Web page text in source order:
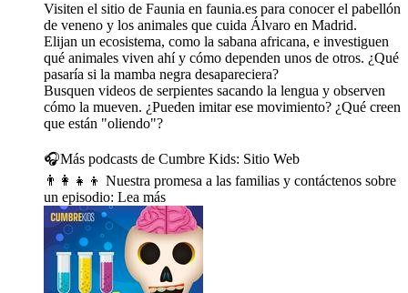
Visiten el sitio de Faunia en faunia.es para conocer el pabellón
de veneno y los animales que cuida Álvaro en Madrid.
Elijan un ecosistema, como la sabana africana, e investiguen
qué animales viven ahí y cómo dependen unos de otros. ¿Qué
pasaría si la mamba negra desapareciera?
Busquen videos de serpientes sacando la lengua y observen
cómo la mueven. ¿Pueden imitar ese movimiento? ¿Qué creen
que están "oliendo"?
🎧Más podcasts de Cumbre Kids: ⁠⁠⁠⁠⁠⁠⁠⁠⁠⁠⁠⁠⁠⁠⁠⁠⁠⁠⁠⁠⁠⁠⁠⁠⁠⁠⁠⁠⁠⁠⁠⁠⁠⁠⁠⁠⁠⁠⁠⁠⁠⁠⁠⁠⁠⁠⁠⁠⁠⁠⁠⁠⁠⁠⁠⁠⁠⁠⁠⁠⁠⁠⁠⁠⁠⁠⁠⁠⁠⁠⁠⁠⁠⁠⁠⁠⁠⁠⁠⁠Sitio Web⁠⁠⁠⁠⁠⁠⁠⁠⁠⁠⁠⁠⁠⁠⁠⁠⁠⁠⁠⁠⁠⁠
👨‍👩‍👧‍👦 Nuestra promesa a las familias y contáctenos sobre
un episodio: ⁠⁠⁠⁠⁠⁠⁠⁠⁠⁠⁠⁠⁠⁠⁠⁠⁠⁠⁠⁠Lea más⁠